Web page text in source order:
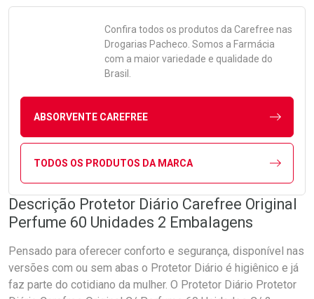
Confira todos os produtos da Carefree nas
Drogarias Pacheco. Somos a Farmácia
com a maior variedade e qualidade do
Brasil.
ABSORVENTE CAREFREE
TODOS OS PRODUTOS DA MARCA
Descrição Protetor Diário Carefree Original
Perfume 60 Unidades 2 Embalagens
Pensado para oferecer conforto e segurança, disponível nas
versões com ou sem abas o Protetor Diário é higiênico e já
faz parte do cotidiano da mulher. O Protetor Diário Protetor